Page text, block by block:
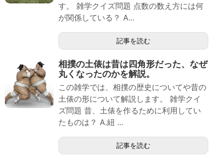
す。 雑学クイズ問題 点数の数え方には何
が関係している？ A...
記事を読む
相撲の土俵は昔は四角形だった、なぜ
丸くなったのかを解説。
この雑学では、相撲の歴史についてや昔の
土俵の形について解説します。 雑学クイ
ズ問題 昔、土俵を作るために利用してい
たものは？ A.紐 ...
記事を読む